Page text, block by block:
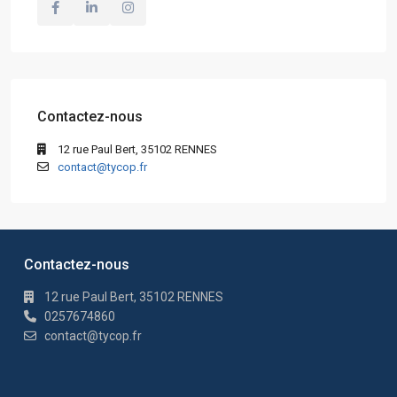
Contactez-nous
12 rue Paul Bert, 35102 RENNES
contact@tycop.fr
Contactez-nous
12 rue Paul Bert, 35102 RENNES
0257674860
contact@tycop.fr